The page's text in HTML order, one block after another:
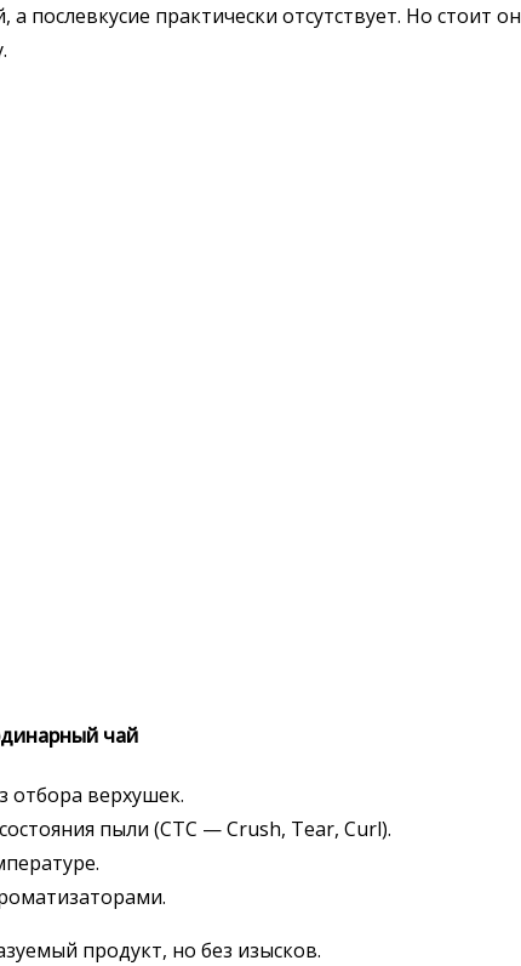
послевкусие практически отсутствует. Но стоит он
чай
отбора верхушек.
пыли (CTC — Crush, Tear, Curl).
продукт, но без изысков.